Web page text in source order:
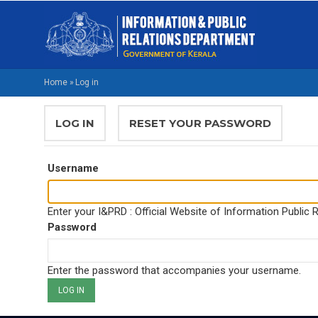
BREADCRUMB
Home » Log in
PRIMARY
TABS
LOG IN (ACTIVERESET YOUR PASSWORD
Username
Enter your I&PRD : Official Website of Information Public
Password
Enter the password that accompanies your username.